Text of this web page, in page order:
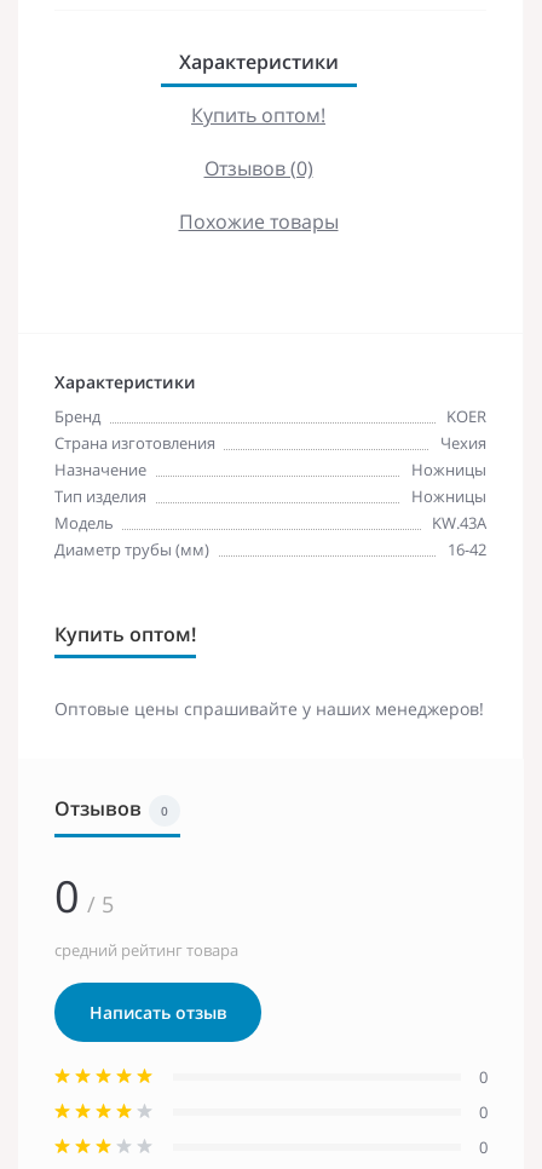
Характеристики
Купить оптом!
Отзывов (0)
Похожие товары
Характеристики
Бренд
KOER
Страна изготовления
Чехия
Назначение
Ножницы
Тип изделия
Ножницы
Модель
KW.43А
Диаметр трубы (мм)
16-42
Купить оптом!
Оптовые цены спрашивайте у наших менеджеров!
Отзывов 0
0 / 5
средний рейтинг товара
Написать отзыв
0
0
0